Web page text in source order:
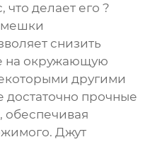
делает его ?
мешки
снизить
на окружающую
другими
прочные
обеспечивая
Джут